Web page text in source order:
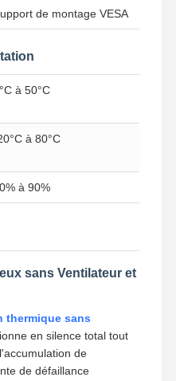
de montage VESA
à 50°C
à 80°C
à 90%
sans Ventilateur et
thermique sans
en silence total tout
de
de défaillance